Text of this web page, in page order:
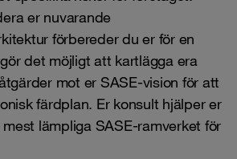
er nuvarande
förbereder du er för en
det möjligt att kartlägga era
mot er SASE-vision för att
färdplan. Er konsult hjälper er
lämpliga SASE-ramverket för